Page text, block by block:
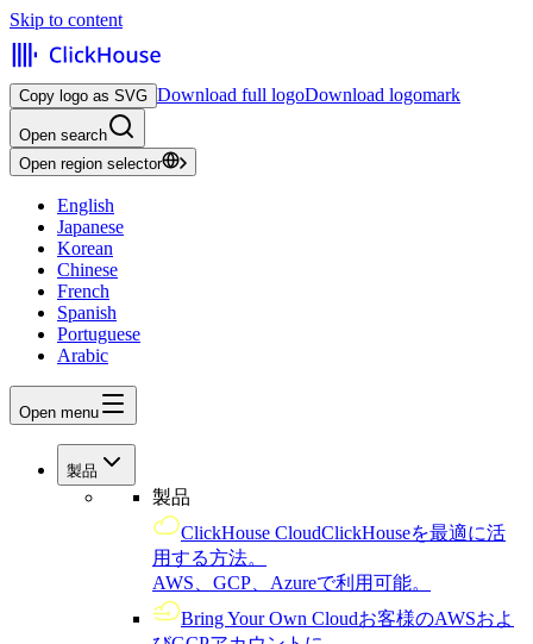
Skip to content
Copy logo as SVG Download full logoDownload logomark
Open search
Open region selector
English
Japanese
Korean
Chinese
French
Spanish
Portuguese
Arabic
Open menu
製品
製品
ClickHouse CloudClickHouseを最適に活
用する方法。
AWS、GCP、Azureで利用可能。
Bring Your Own Cloudお客様のAWSおよ